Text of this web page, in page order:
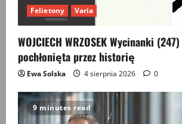
Felietony Varia
WOJCIECH WRZOSEK Wycinanki
pochłonięta przez historię
Ewa Solska 4 sierpnia 2026 0
9 minutes read